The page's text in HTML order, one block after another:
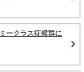
ークラス症候群に